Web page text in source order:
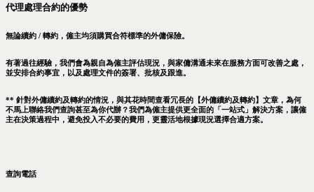
代理處理合約的優勢
無論續約 / 轉約，僱主均須購買合符標準的外傭保險。
有著過往經驗，我們會為親自為僱主評估現況，與家傭溝通未來在服務方面可改善之處，
並安排合約事宜，以及處理文件的簽署、批核及跟進。
** 針對外傭續約及轉約的情況，與其花時間查看冗長的【外傭續約及轉約】文章，為何
不馬上聯絡我們查詢甚至為你代辦？我們為僱主提供更全面的「一站式」解決方案，讓僱
主在決策過程中，避免投入不必要的費用，更靈活地根據現況選擇合適方案。
查詢電話